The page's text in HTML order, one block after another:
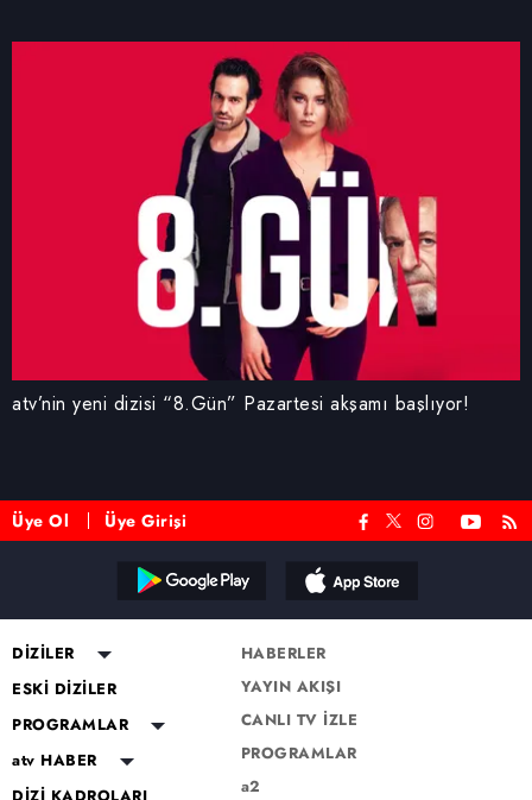
atv’nin yeni dizisi “8.Gün” Pazartesi akşamı başlıyor!
Üye Ol Üye Girişi
DİZİLER
Altı Üstü İstanbul
Mercan Köşk
A.B.İ.
Kuruluş Orhan
ESKİ DİZİLER
Eşkıya Dünyaya Hükümdar
PROGRAMLAR
Müge Anlı ile Tatlı Sert
Esra Erol'da
atv HABER
HABERLER
YAYIN AKIŞI
CANLI TV İZLE
PROGRAMLAR
a2